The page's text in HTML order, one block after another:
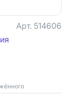
Арт. 514606